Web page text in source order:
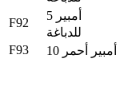
F92
5 أمبير
للدباغة
F93
10 أمبير أحمر